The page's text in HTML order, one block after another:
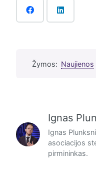
Žymos: Naujienos
Ignas
Ignas
asociacijos
pirmininkas.